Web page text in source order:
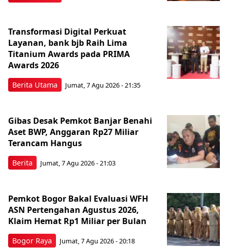
Berita Utama
Transformasi Digital Perkuat
Layanan, bank bjb Raih Lima
Titanium Awards pada PRIMA
Awards 2026
Jumat, 7 Agu 2026 - 21:35
Berita
Gibas Desak Pemkot Banjar Benahi
Aset BWP, Anggaran Rp27 Miliar
Terancam Hangus
Jumat, 7 Agu 2026 - 21:03
Bogor Raya
Pemkot Bogor Bakal Evaluasi WFH
ASN Pertengahan Agustus 2026,
Klaim Hemat Rp1 Miliar per Bulan
Jumat, 7 Agu 2026 - 20:18